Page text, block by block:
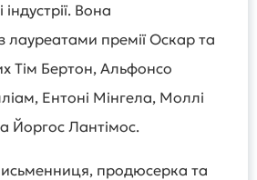
Вона
лауреатами премії Оскар та
Тім Бертон, Альфонсо
Ентоні Мінгела, Моллі
Йоргос Лантімос.
продюсерка та